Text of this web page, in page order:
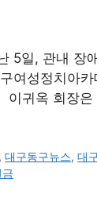
5일, 관내
여성정치아
이귀옥 회장은
,대구동구뉴스,대